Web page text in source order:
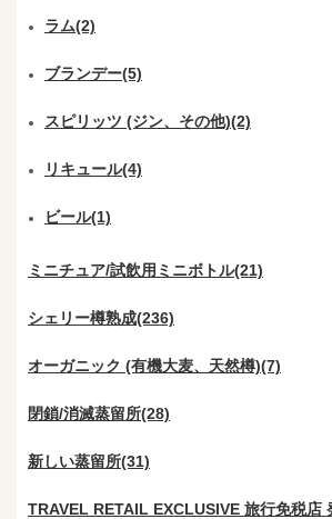
ラム(2)
ブランデー(5)
スピリッツ (ジン、その他)(2)
リキュール(4)
ビール(1)
ミニチュア/試飲用ミニボトル(21)
シェリー樽熟成(236)
オーガニック (有機大麦、天然樽)(7)
閉鎖/消滅蒸留所(28)
新しい蒸留所(31)
TRAVEL RETAIL EXCLUSIVE 旅行免税店